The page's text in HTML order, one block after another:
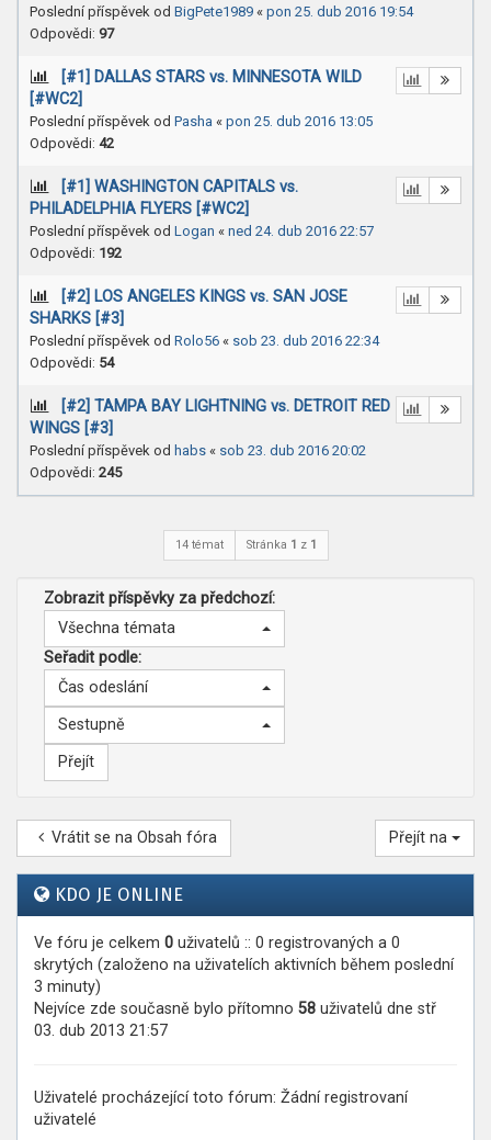
Poslední příspěvek od BigPete1989 « pon 25. dub 2016 19:54
Odpovědi: 97
[#1] DALLAS STARS vs. MINNESOTA WILD
[#WC2]
Poslední příspěvek od Pasha « pon 25. dub 2016 13:05
Odpovědi: 42
[#1] WASHINGTON CAPITALS vs.
PHILADELPHIA FLYERS [#WC2]
Poslední příspěvek od Logan « ned 24. dub 2016 22:57
Odpovědi: 192
[#2] LOS ANGELES KINGS vs. SAN JOSE
SHARKS [#3]
Poslední příspěvek od Rolo56 « sob 23. dub 2016 22:34
Odpovědi: 54
[#2] TAMPA BAY LIGHTNING vs. DETROIT RED
WINGS [#3]
Poslední příspěvek od habs « sob 23. dub 2016 20:02
Odpovědi: 245
14 témat Stránka 1 z 1
Zobrazit příspěvky za předchozí:
Všechna témata
Seřadit podle:
Čas odeslání
Sestupně
Vrátit se na Obsah fóra Přejít na
KDO JE ONLINE
Ve fóru je celkem 0 uživatelů :: 0 registrovaných a 0
skrytých (založeno na uživatelích aktivních během poslední
3 minuty)
Nejvíce zde současně bylo přítomno 58 uživatelů dne stř
03. dub 2013 21:57
Uživatelé procházející toto fórum: Žádní registrovaní
uživatelé